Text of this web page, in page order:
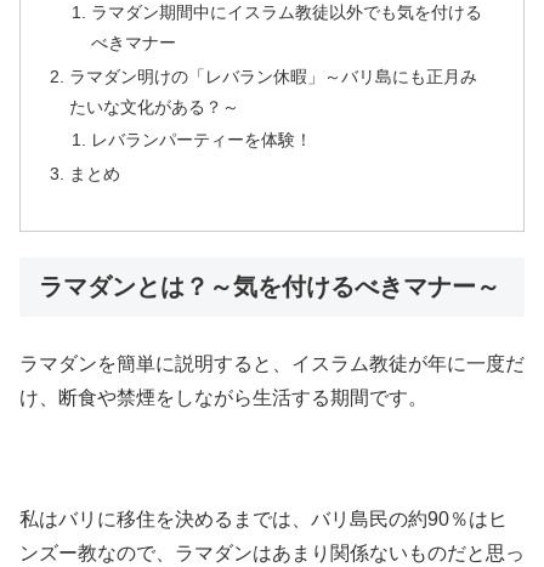
ラマダン期間中にイスラム教徒以外でも気を付ける
べきマナー
ラマダン明けの「レバラン休暇」～バリ島にも正月み
たいな文化がある？～
レバランパーティーを体験！
まとめ
ラマダンとは？～気を付けるべきマナー～
ラマダンを簡単に説明すると、イスラム教徒が年に一度だ
け、断食や禁煙をしながら生活する期間です。
私はバリに移住を決めるまでは、バリ島民の約90％はヒ
ンズー教なので、ラマダンはあまり関係ないものだと思っ